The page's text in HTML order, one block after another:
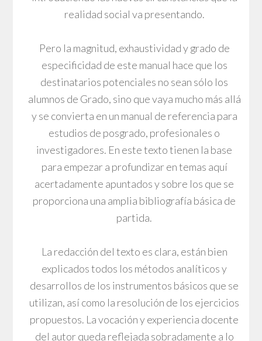
realidad social va presentando.
Pero la magnitud, exhaustividad y grado de
especificidad de este manual hace que los
destinatarios potenciales no sean sólo los
alumnos de Grado, sino que vaya mucho más allá
y se convierta en un manual de referencia para
estudios de posgrado, profesionales o
investigadores. En este texto tienen la base
para empezar a profundizar en temas aquí
acertadamente apuntados y sobre los que se
proporciona una amplia bibliografía básica de
partida.
La redacción del texto es clara, están bien
explicados todos los métodos analíticos y
desarrollos de los instrumentos básicos que se
utilizan, así como la resolución de los ejercicios
propuestos. La vocación y experiencia docente
del autor queda reflejada sobradamente a lo